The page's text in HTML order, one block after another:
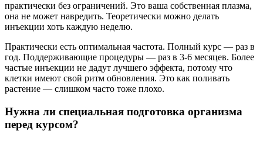
практически без ограничений. Это ваша собственная плазма,
она не может навредить. Теоретически можно делать
инъекции хоть каждую неделю.
Практически есть оптимальная частота. Полный курс — раз в
год. Поддерживающие процедуры — раз в 3-6 месяцев. Более
частые инъекции не дадут лучшего эффекта, потому что
клетки имеют свой ритм обновления. Это как поливать
растение — слишком часто тоже плохо.
Нужна ли специальная подготовка организма
перед курсом?